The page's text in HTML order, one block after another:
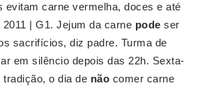
evitam carne vermelha, doces e até
| G1. Jejum da carne pode ser
sacrifícios, diz padre. Turma de
em silêncio depois das 22h. Sexta-
tradição, o dia de não comer carne